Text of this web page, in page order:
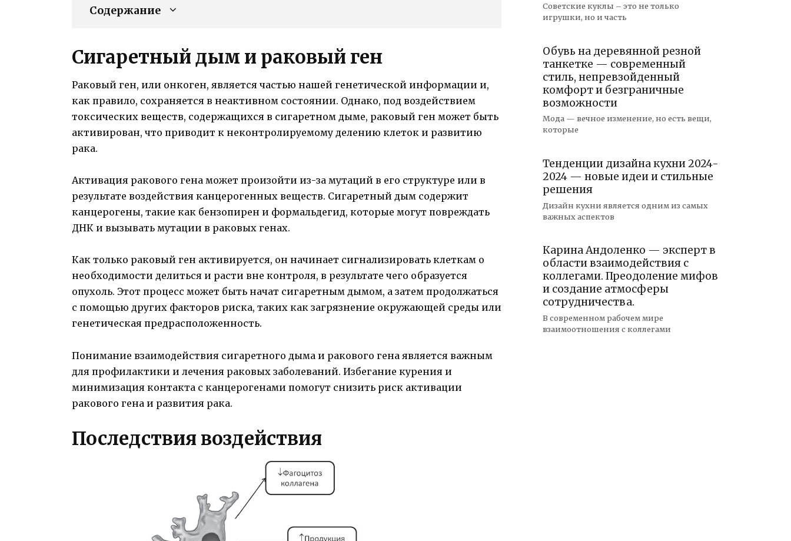
Содержание
Сигаретный дым и раковый ген
Раковый ген, или онкоген, является частью нашей генетической информации и,
как правило, сохраняется в неактивном состоянии. Однако, под воздействием
токсических веществ, содержащихся в сигаретном дыме, раковый ген может быть
активирован, что приводит к неконтролируемому делению клеток и развитию
рака.
Активация ракового гена может произойти из-за мутаций в его структуре или в
результате воздействия канцерогенных веществ. Сигаретный дым содержит
канцерогены, такие как бензопирен и формальдегид, которые могут повреждать
ДНК и вызывать мутации в раковых генах.
Как только раковый ген активируется, он начинает сигнализировать клеткам о
необходимости делиться и расти вне контроля, в результате чего образуется
опухоль. Этот процесс может быть начат сигаретным дымом, а затем продолжаться
с помощью других факторов риска, таких как загрязнение окружающей среды или
генетическая предрасположенность.
Понимание взаимодействия сигаретного дыма и ракового гена является важным
для профилактики и лечения раковых заболеваний. Избегание курения и
минимизация контакта с канцерогенами помогут снизить риск активации
ракового гена и развития рака.
Последствия воздействия
Советские куклы – это не только
игрушки, но и часть
Обувь на деревянной резной
танкетке — современный
стиль, непревзойденный
комфорт и безграничные
возможности
Мода — вечное изменение, но есть вещи,
которые
Тенденции дизайна кухни 2024-
2024 — новые идеи и стильные
решения
Дизайн кухни является одним из самых
важных аспектов
Карина Андоленко — эксперт в
области взаимодействия с
коллегами. Преодоление мифов
и создание атмосферы
сотрудничества.
В современном рабочем мире
взаимоотношения с коллегами